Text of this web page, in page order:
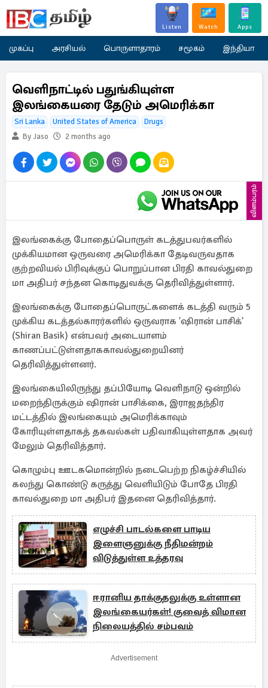
Listen Watch Apps
முகப்பு அரசியல் பொருளாதாரம் சமூகம் இந்தியா
வெளிநாட்டில் பதுங்கியுள்ள
இலங்கையரை தேடும் அமெரிக்கா
Sri Lanka United States of America
Drugs
By Jaso
2 months ago
விளம்பரம்
இலங்கைக்கு போதைப்பொருள் கடத்துபவர்களில்
முக்கியமான ஒருவரை அமெரிக்கா தேடிவருவதாக
குற்றவியல் பிரிவுக்குப் பொறுப்பான பிரதி காவல்துறை
மா அதிபர் சந்தன கொடிதுவக்கு தெரிவித்துள்ளார்.
இலங்கைக்கு போதைப்பொருட்களைக் கடத்தி வரும் 5
முக்கிய கடத்தல்காரர்களில் ஒருவராக 'ஷிரான் பாசிக்'
(Shiran Basik) என்பவர் அடையாளம்
காணப்பட்டுள்ளதாககாவல்துறையினர்
தெரிவித்துள்ளனர்.
இலங்கையிலிருந்து தப்பியோடி வெளிநாடு ஒன்றில்
மறைந்திருக்கும் ஷிரான் பாசிக்கை, இராஜதந்திர
மட்டத்தில் இலங்கையும் அமெரிக்காவும்
கோரியுள்ளதாகத் தகவல்கள் பதிவாகியுள்ளதாக அவர்
மேலும் தெரிவித்தார்.
கொழும்பு ஊடகமொன்றில் நடைபெற்ற நிகழ்ச்சியில்
கலந்து கொண்டு கருத்து வெளியிடும் போதே பிரதி
காவல்துறை மா அதிபர் இதனை தெரிவித்தார்.
எழுச்சி பாடல்களை பாடிய
இளைஞனுக்கு நீதிமன்றம்
விடுத்துள்ள உத்தரவு
ஈரானிய தாக்குதலுக்கு உள்ளான
இலங்கையர்கள்! குவைத் விமான
நிலையத்தில் சம்பவம்
Advertisement